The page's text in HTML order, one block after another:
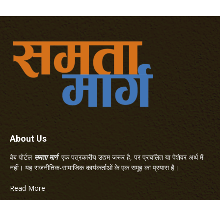
About Us
वेब पोर्टल समता मार्गएक पत्रकारीय उद्यम जरूर है, पर प्रचलित या पेशेवर अर्थ में
नहीं। यह राजनीतिक-सामाजिक कार्यकर्ताओं के एक समूह का प्रयास है।
Read More